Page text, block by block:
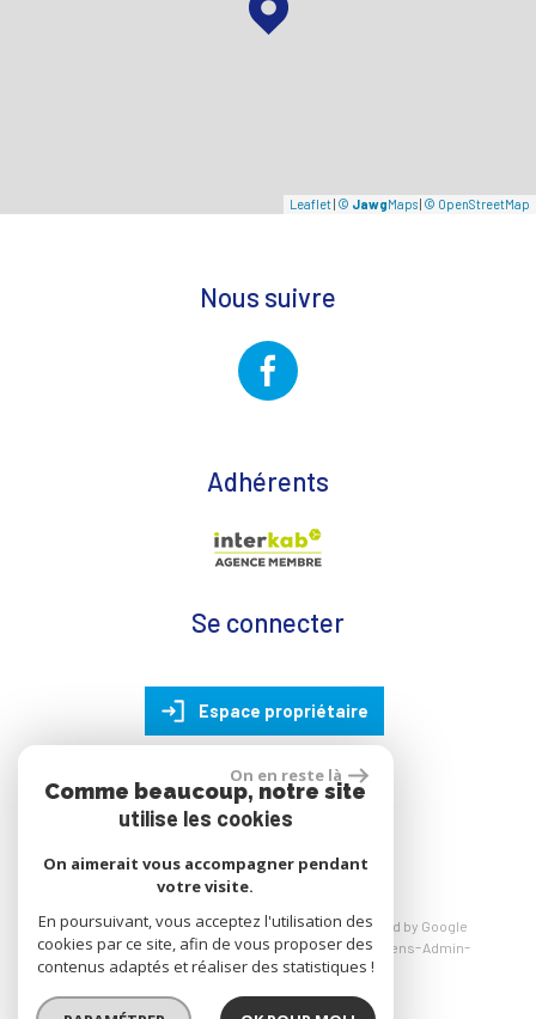
Leaflet © JawgMaps| © OpenStreetMap
Nous suivre
Adhérents
Se connecter
Espace propriétaire
réalisé par
© 2026 | Tous droits réservés | Traduction powered by Google
Plan du site
Mentions légales Nos honoraires Liens Admin
Politique RGPD
On en reste là
Comme beaucoup, notre site
utilise les cookies
On aimerait vous accompagner pendant
votre visite.
En poursuivant, vous acceptez l'utilisation des
cookies par ce site, afin de vous proposer des
contenus adaptés et réaliser des statistiques !